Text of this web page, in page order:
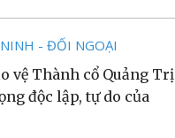
- ĐỐI NGOẠI
vệ Thành cổ Quảng Trị
độc lập, tự do của